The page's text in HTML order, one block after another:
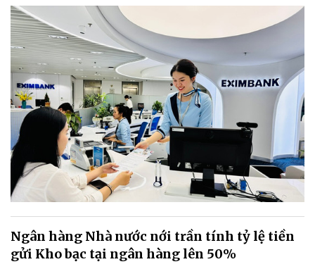
Ngân hàng Nhà nước nới trần tính tỷ lệ tiền
gửi Kho bạc tại ngân hàng lên 50%